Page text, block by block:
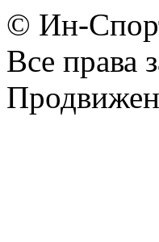
© Ин-
Все права